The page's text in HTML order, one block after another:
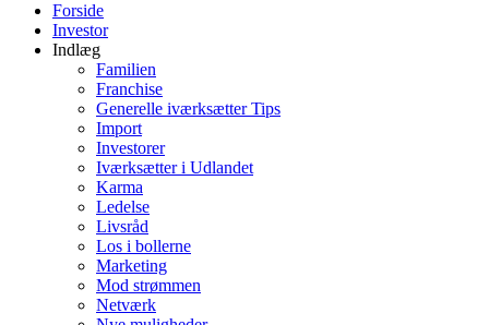
Forside
Investor
Indlæg
Familien
Franchise
Generelle iværksætter Tips
Import
Investorer
Iværksætter i Udlandet
Karma
Ledelse
Livsråd
Los i bollerne
Marketing
Mod strømmen
Netværk